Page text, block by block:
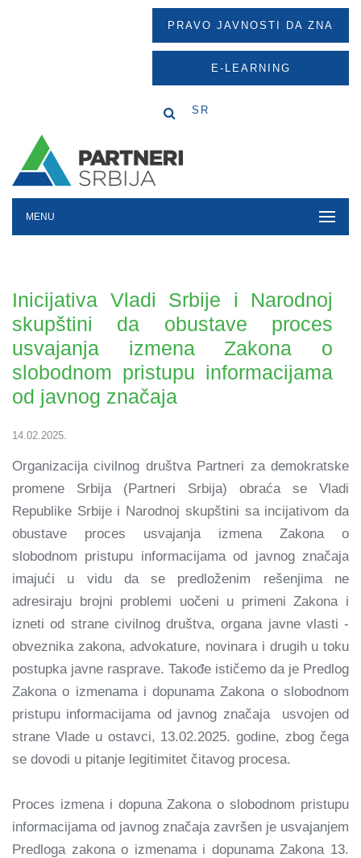
PRAVO JAVNOSTI DA ZNA
E-LEARNING
SR
MENU
Inicijativa Vladi Srbije i Narodnoj
skupštini da obustave proces
usvajanja izmena Zakona o
slobodnom pristupu informacijama
od javnog značaja
14.02.2025.
Organizacija civilnog društva Partneri za demokratske
promene Srbija (Partneri Srbija) obraća se Vladi
Republike Srbije i Narodnoj skupštini sa incijativom da
obustave proces usvajanja izmena Zakona o
slobodnom pristupu informacijama od javnog značaja
imajući u vidu da se predloženim rešenjima ne
adresiraju brojni problemi uočeni u primeni Zakona i
izneti od strane civilnog društva, organa javne vlasti -
obveznika zakona, advokature, novinara i drugih u toku
postupka javne rasprave. Takođe ističemo da je Predlog
Zakona o izmenama i dopunama Zakona o slobodnom
pristupu informacijama od javnog značaja usvojen od
strane Vlade u ostavci, 13.02.2025. godine, zbog čega
se dovodi u pitanje legitimitet čitavog procesa.
Proces izmena i dopuna Zakona o slobodnom pristupu
informacijama od javnog značaja završen je usvajanjem
Predloga zakona o izmenama i dopunama Zakona 13.